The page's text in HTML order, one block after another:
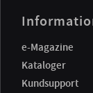
e-Magazine
Kataloger
Kundsupport